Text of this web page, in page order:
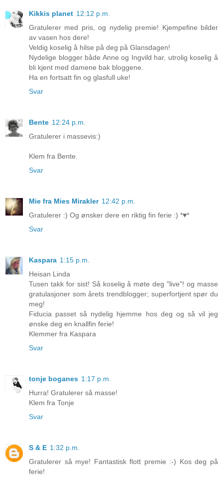
Kikkis planet 12:12 p.m.
Gratulerer med pris, og nydelig premie! Kjempefine bilder
av vasen hos dere!
Veldig koselig å hilse på deg på Glansdagen!
Nydelige blogger både Anne og Ingvild har, utrolig koselig å
bli kjent med damene bak bloggene.
Ha en fortsatt fin og glasfull uke!
Svar
Bente 12:24 p.m.
Gratulerer i massevis:)
Klem fra Bente.
Svar
Mie fra Mies Mirakler 12:42 p.m.
Gratulerer :) Og ønsker dere en riktig fin ferie :) *♥*
Svar
Kaspara 1:15 p.m.
Heisan Linda
Tusen takk for sist! Så koselig å møte deg "live"! og masse
gratulasjoner som årets trendblogger; superfortjent spør du
meg!
Fiducia passet så nydelig hjemme hos deg og så vil jeg
ønske deg en knallfin ferie!
Klemmer fra Kaspara
Svar
tonje boganes 1:17 p.m.
Hurra! Gratulerer så masse!
Klem fra Tonje
Svar
S & E 1:32 p.m.
Gratulerer så mye! Fantastisk flott premie :-) Kos deg på
ferie!